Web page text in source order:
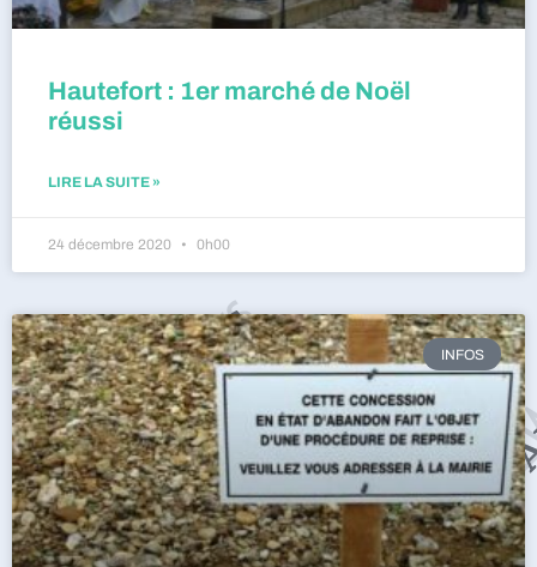
Hautefort : 1er marché de Noël
réussi
LIRE LA SUITE »
24 décembre 2020 0h00
INFOS